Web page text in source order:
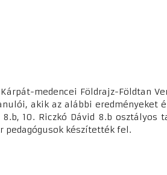
medencei Földrajz-Földtan
akik az alábbi eredményeket
10. Riczkó Dávid 8.b osztályos
pedagógusok készítették fel.